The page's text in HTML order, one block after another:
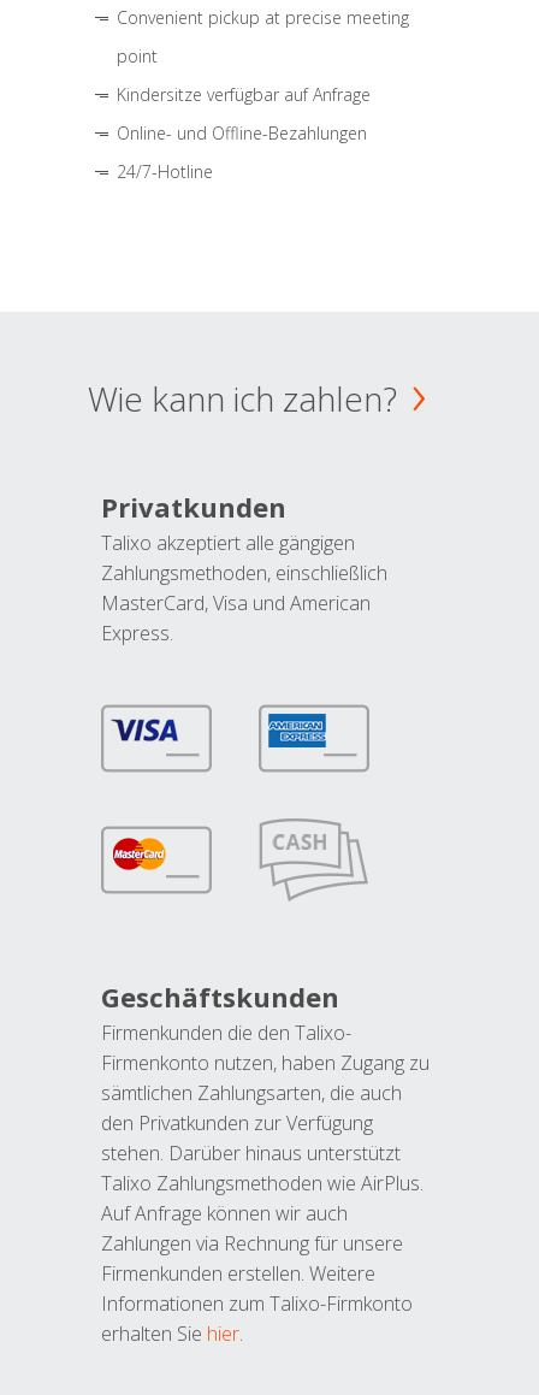
Convenient pickup at precise meeting
point
Kindersitze verfügbar auf Anfrage
Online- und Offline-Bezahlungen
24/7-Hotline
Wie kann ich zahlen?
Privatkunden
Talixo akzeptiert alle gängigen
Zahlungsmethoden, einschließlich
MasterCard, Visa und American
Express.
Geschäftskunden
Firmenkunden die den Talixo-
Firmenkonto nutzen, haben Zugang zu
sämtlichen Zahlungsarten, die auch
den Privatkunden zur Verfügung
stehen. Darüber hinaus unterstützt
Talixo Zahlungsmethoden wie AirPlus.
Auf Anfrage können wir auch
Zahlungen via Rechnung für unsere
Firmenkunden erstellen. Weitere
Informationen zum Talixo-Firmkonto
erhalten Sie hier.